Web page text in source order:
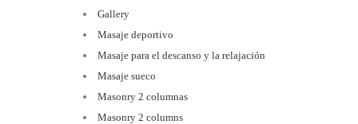
Gallery
Masaje deportivo
Masaje para el descanso y la relajación
Masaje sueco
Masonry 2 columnas
Masonry 2 columns